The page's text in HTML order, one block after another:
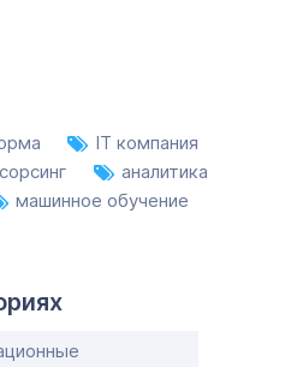
IT компания
аналитика
машинное обучение